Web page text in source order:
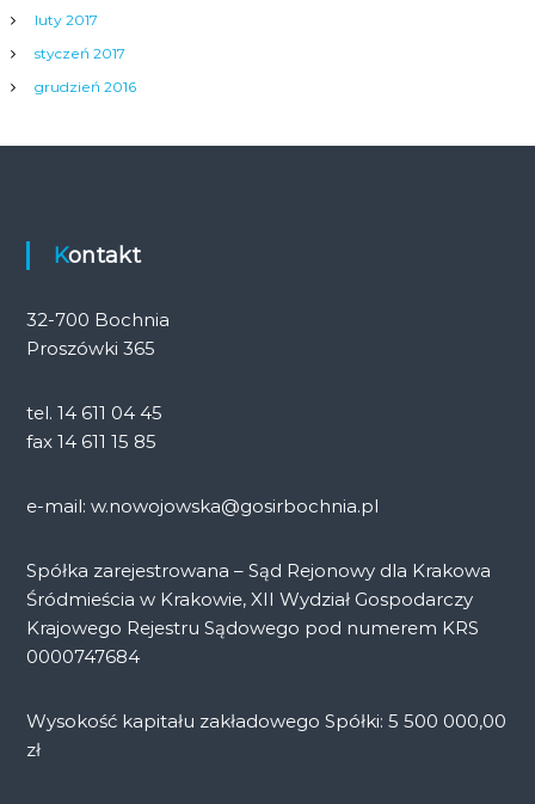
luty 2017
styczeń 2017
grudzień 2016
Kontakt
32-700 Bochnia
Proszówki 365
tel. 14 611 04 45
fax 14 611 15 85
e-mail: w.nowojowska@gosirbochnia.pl
Spółka zarejestrowana – Sąd Rejonowy dla Krakowa
Śródmieścia w Krakowie, XII Wydział Gospodarczy
Krajowego Rejestru Sądowego pod numerem KRS
0000747684
Wysokość kapitału zakładowego Spółki: 5 500 000,00
zł